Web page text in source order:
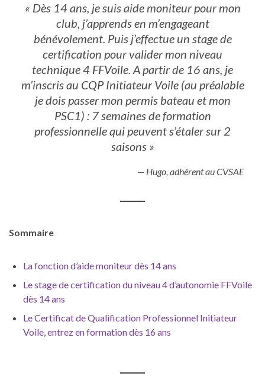
« Dès 14 ans, je suis aide moniteur pour mon
club, j’apprends en m’engageant
bénévolement. Puis j’effectue un stage de
certification pour valider mon niveau
technique 4 FFVoile. A partir de 16 ans, je
m’inscris au CQP Initiateur Voile (au préalable
je dois passer mon permis bateau et mon
PSC1) : 7 semaines de formation
professionnelle qui peuvent s’étaler sur 2
saisons »
— Hugo, adhérent au CVSAE
Sommaire
La fonction d’aide moniteur dès 14 ans
Le stage de certification du niveau 4 d’autonomie FFVoile
dès 14 ans
Le Certificat de Qualification Professionnel Initiateur
Voile, entrez en formation dès 16 ans